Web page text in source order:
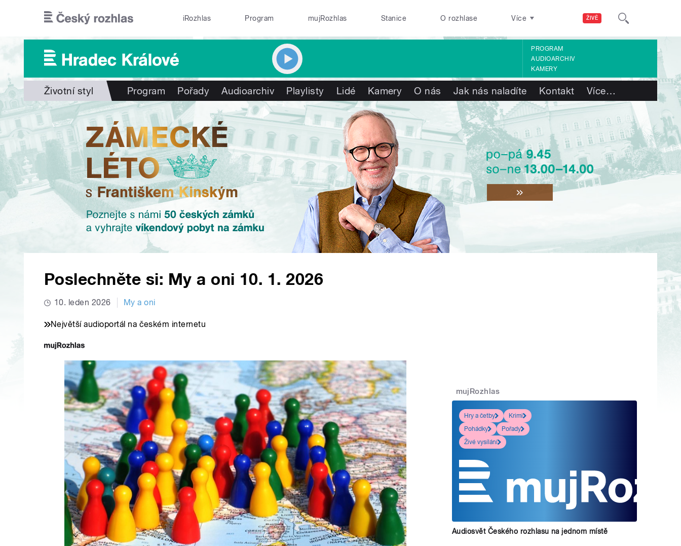
ŽIVĚ
iRozhlas Program mujRozhlas Stanice O rozhlase Více
PROGRAM
AUDIOARCHIV
KAMERY
Životní styl Program Pořady Audioarchiv Playlisty Lidé Kamery O nás Jak nás naladíte Kontakt Více…
Poslechněte si: My a oni 10. 1. 2026
10. leden 2026 My a oni
Největší audioportál na českém internetu
mujRozhlas
Hry a četby
Krimi
Pohádky
Pořady
Živé vysílání
Audiosvět Českého rozhlasu na jednom místě